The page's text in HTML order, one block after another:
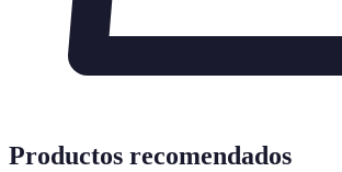
Productos recomendados